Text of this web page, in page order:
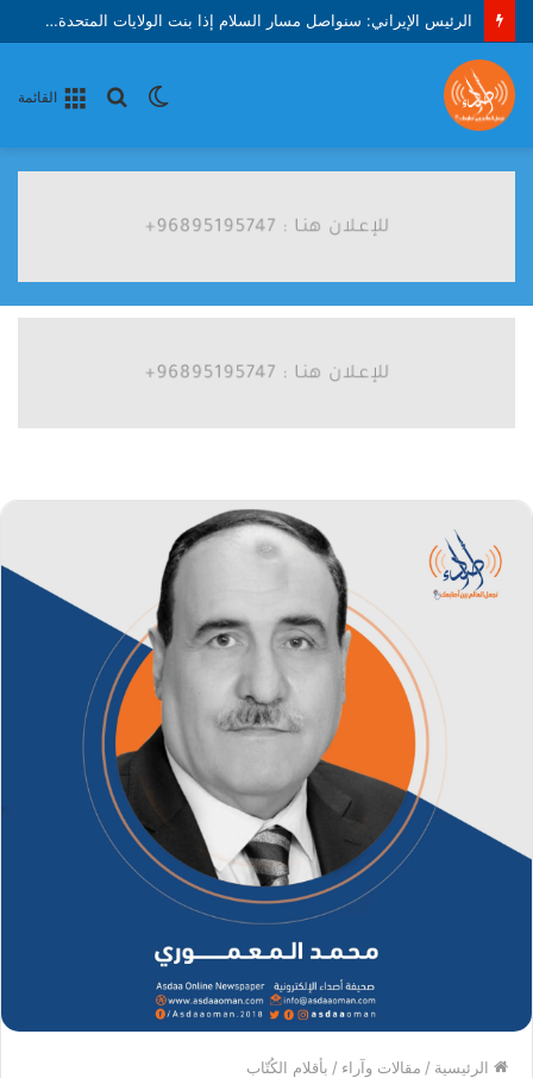
الرئيس الإيراني: سنواصل مسار السلام إذا بنت الولايات المتحدة الثقة
القائمة
بحث الوضع
الرئيسية / مقالات وآراء / بأقلام الكُتّاب